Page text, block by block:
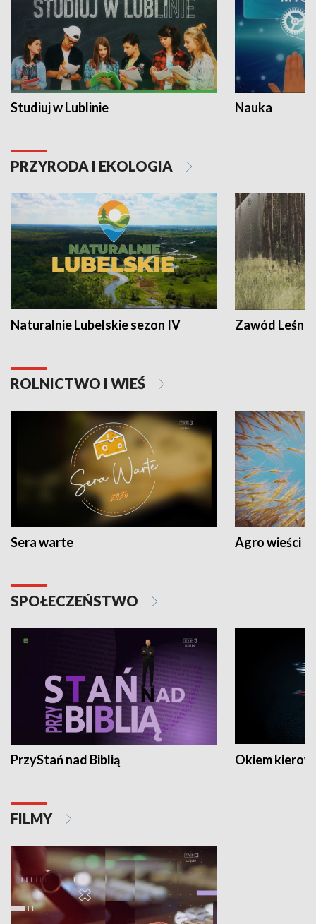
Studiuj w Lublinie Nauka
PRZYRODA I EKOLOGIA
Naturalnie Lubelskie sezon IV Zawód Leśnik
ROLNICTWO I WIEŚ
Sera warte Agro wieści
SPOŁECZEŃSTWO
PrzyStań nad Biblią Okiem
FILMY